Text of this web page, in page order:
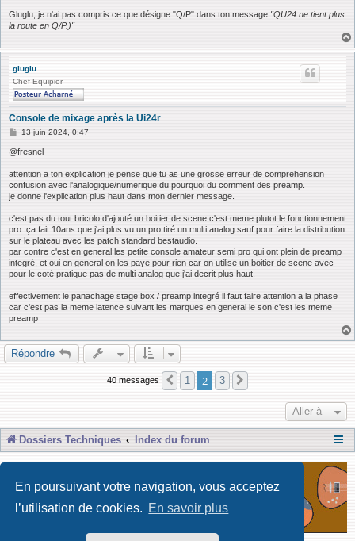
En poursuivant votre navigation, vous acceptez
l’utilisation de cookies. En savoir plus
Gluglu, je n'ai pas compris ce que désigne "Q/P" dans ton message "QU24 ne tient plus
la route en Q/P.)"
gluglu
Chef-Equipier
Console de mixage après la Ui24r
M
s
g
e
13 juin 2024, 0:47
@fresnel
attention a ton explication je pense que tu as une grosse erreur de comprehension
confusion avec l'analogique/numerique du pourquoi du comment des preamp.
je donne l'explication plus haut dans mon dernier message.
c'est pas du tout bricolo d'ajouté un boitier de scene c'est meme plutot le fonctionnement
pro. ça fait 10ans que j'ai plus vu un pro tiré un multi analog sauf pour faire la distribution
sur le plateau avec les patch standard bestaudio.
par contre c'est en general les petite console amateur semi pro qui ont plein de preamp
integré, et oui en general on les paye pour rien car on utilise un boitier de scene avec
pour le coté pratique pas de multi analog que j'ai decrit plus haut.
effectivement le panachage stage box / preamp integré il faut faire attention a la phase
car c'est pas la meme latence suivant les marques en general le son c'est les meme
preamp
Répondre
40 messages Précédente
1 2 3
Aller à
Dossiers Techniques Index du forum